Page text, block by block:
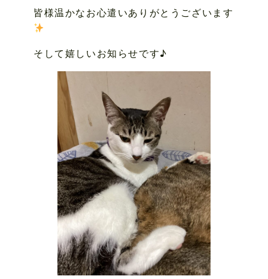
皆様温かなお心遣いありがとうございます
そして嬉しいお知らせです♪